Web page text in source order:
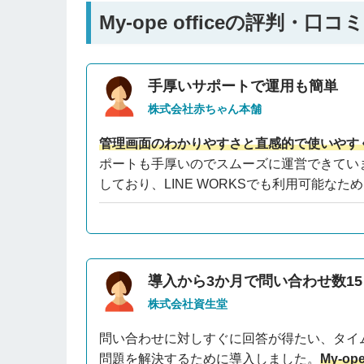
My-ope officeの評判・口コミ
手厚いサポートで運用も簡単
株式会社赤ちゃん本舗
管理画面のわかりやすさと直感的で使いやす
ポートも手厚いのでスムーズに運営できて
しており、LINE WORKSでも利用可能なた
導入から3か月で問い合わせ数
株式会社資生堂
問い合わせに対しすぐに回答が得たい、タ
問題を解決するために導入しました。 My-